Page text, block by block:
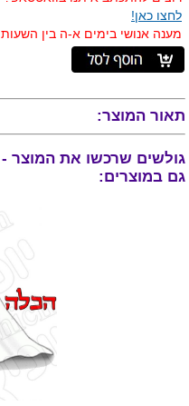
לחצו כאן!
מענה אנושי בימים א-ה בין השעות 9-17.
תאור המוצר:
גם במוצרים: